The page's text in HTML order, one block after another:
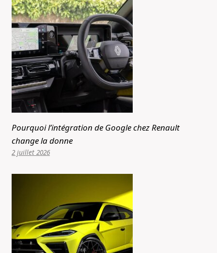
Pourquoi l’intégration de Google chez Renault
change la donne
2 juillet 2026